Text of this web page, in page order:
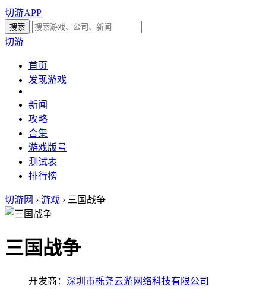
切游APP
切游
首页
发现游戏
新闻
攻略
合集
游戏版号
测试表
排行榜
切游网 › 游戏 › 三国战争
三国战争
开发商： 深圳市栎尧云游网络科技有限公司